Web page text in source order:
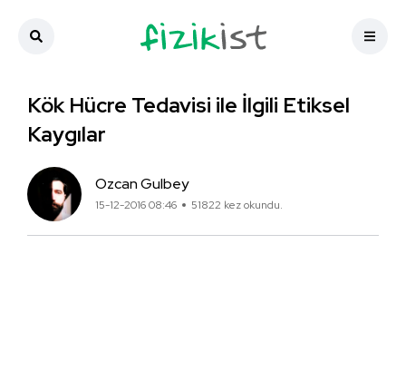
Kök Hücre Tedavisi ile İlgili Etiksel
Kaygılar
Ozcan Gulbey
15-12-2016 08:46 51822 kez okundu.